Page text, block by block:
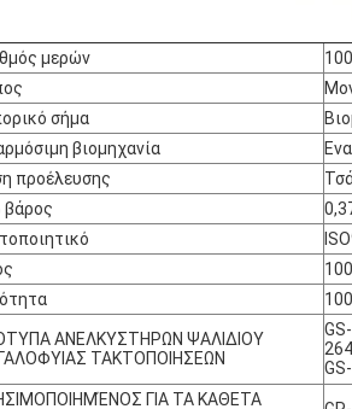
μερών
σήμα
βιομηχανία
προέλευσης
βάρος
ΑΝΕΛΚΥΣΤΗΡΩΝ ΨΑΛΙΔΙΟΥ
ΤΑΚΤΟΠΟΙΗΣΕΩΝ
ΓΙΑ ΤΑ ΚΑΘΕΤΑ